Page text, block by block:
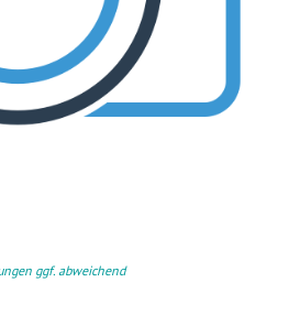
ggf. abweichend